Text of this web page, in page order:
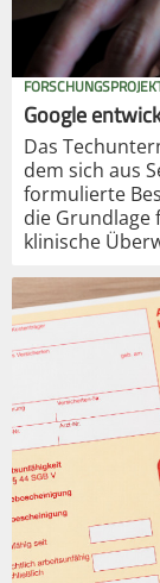
Google
Das
dem sich aus
formulierte
die Grundlage
klinische